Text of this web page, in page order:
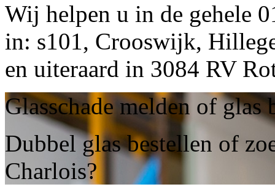
Wij helpen u in de gehele
in: s101, Crooswijk,
en uiteraard in 3084 RV
Glasschade melden of
Dubbel glas bestellen of
Charlois?